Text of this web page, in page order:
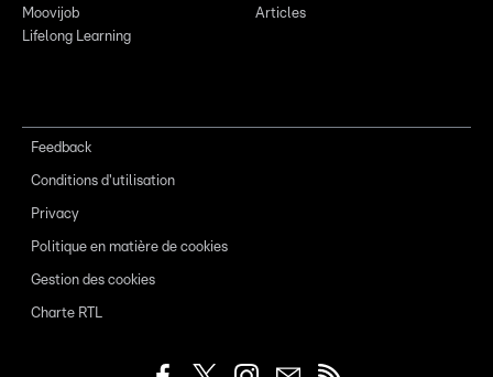
Moovijob
Lifelong Learning
Articles
Feedback
Conditions d'utilisation
Privacy
Politique en matière de cookies
Gestion des cookies
Charte RTL